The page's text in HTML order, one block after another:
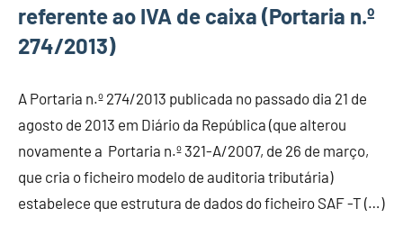
referente ao IVA de caixa (Portaria n.º
274/2013)
A Portaria n.º 274/2013 publicada no passado dia 21 de
agosto de 2013 em Diário da República (que alterou
novamente a Portaria n.º 321-A/2007, de 26 de março,
que cria o ficheiro modelo de auditoria tributária)
estabelece que estrutura de dados do ficheiro SAF -T (…)